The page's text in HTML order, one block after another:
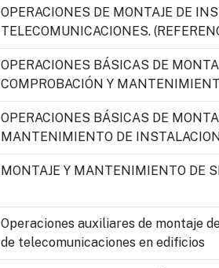
OPERACIONES DE MONTAJE DE
TELECOMUNICACIONES.
OPERACIONES BÁSICAS DE
COMPROBACIÓN Y
OPERACIONES BÁSICAS DE
MANTENIMIENTO DE
MONTAJE Y MANTENIMIENTO DE
Operaciones auxiliares de montaje
de telecomunicaciones en edificios